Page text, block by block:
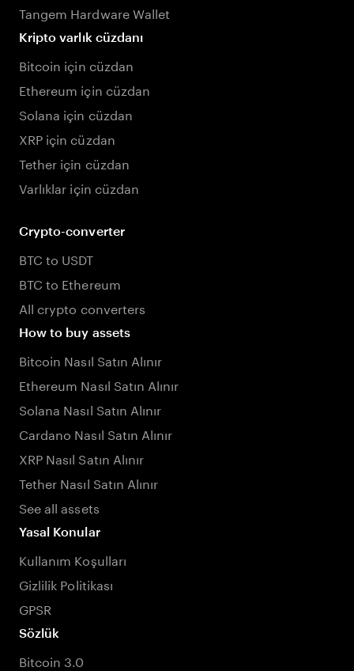
Tangem Hardware Wallet
Kripto varlık cüzdanı
Bitcoin için cüzdan
Ethereum için cüzdan
Solana için cüzdan
XRP için cüzdan
Tether için cüzdan
Varlıklar için cüzdan
Crypto-converter
BTC to USDT
BTC to Ethereum
All crypto converters
How to buy assets
Bitcoin Nasıl Satın Alınır
Ethereum Nasıl Satın Alınır
Solana Nasıl Satın Alınır
Cardano Nasıl Satın Alınır
XRP Nasıl Satın Alınır
Tether Nasıl Satın Alınır
See all assets
Yasal Konular
Kullanım Koşulları
Gizlilik Politikası
GPSR
Sözlük
Bitcoin 3.0